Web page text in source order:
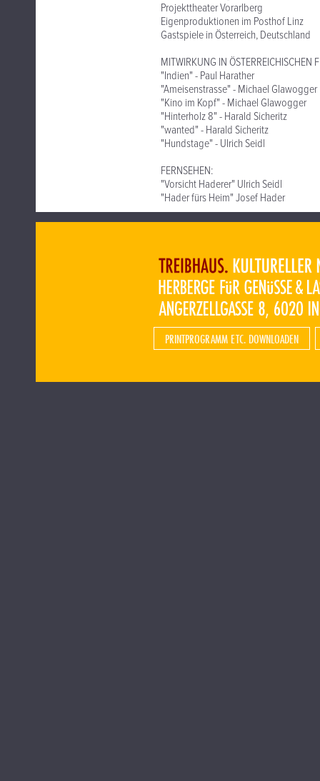
Projekttheater Vorarlberg
Eigenproduktionen im Posthof Linz
Gastspiele in Österreich, Deutschland
MITWIRKUNG IN ÖSTERREICHISCHEN
"Indien" - Paul Harather
"Ameisenstrasse" - Michael Glawogger
"Kino im Kopf" - Michael Glawogger
"Hinterholz 8" - Harald Sicheritz
"wanted" - Harald Sicheritz
"Hundstage" - Ulrich Seidl
FERNSEHEN:
"Vorsicht Haderer" Ulrich Seidl
"Hader fürs Heim" Josef Hader
PRINTPROGRAMM ETC. DOWNLOADEN